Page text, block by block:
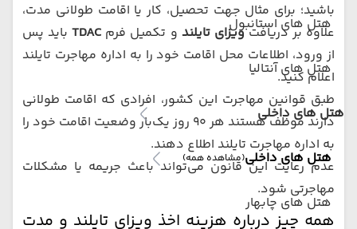
هتل های استانبول
هتل های آنتالیا
هتل های داخلی
هتل های داخلی(مشاهده همه)
هتل های چابهار
باشید؛ برای مثال جهت تحصیل، کار یا اقامت طولانی مدت،
علاوه بر دریافتویزای تایلند و تکمیل فرم TDACباید پس
از ورود، اطلاعات محل اقامت خود را به اداره مهاجرت تایلند
اعلام کنید.
طبق قوانین مهاجرت این کشور، افرادی که اقامت طولانی
دارند موظف هستند هر ۹۰ روز یک‌بار وضعیت اقامت خود را
به اداره مهاجرت تایلند اطلاع دهند.
عدم رعایت این قانون می‌تواند باعث جریمه یا مشکلات
مهاجرتی شود.
همه چیز درباره هزینه اخذ ویزای تایلند و مدت